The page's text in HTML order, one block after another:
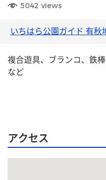
5042 views
いちはら公園ガイド 有秋
複合遊具、ブランコ、鉄
など
アクセス